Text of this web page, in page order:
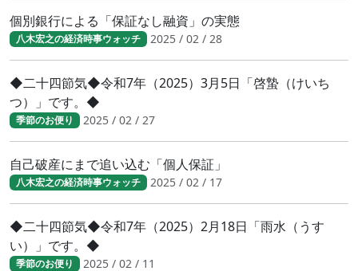
個別銀行による「保証なし融資」の実態
八木宏之の経済時事ウォッチ 2025 / 02 / 28
◆二十四節気◆令和7年（2025）3月5日「啓蟄（けいち
つ）」です。◆
季節のお便り 2025 / 02 / 27
自己破産にまで追い込む「個人保証」
八木宏之の経済時事ウォッチ 2025 / 02 / 17
◆二十四節気◆令和7年（2025）2月18日「雨水（うす
い）」です。◆
季節のお便り 2025 / 02 / 11